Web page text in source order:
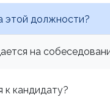
этой должности?
на
к кандидату?